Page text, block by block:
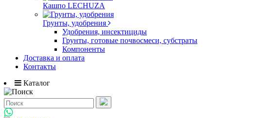
Кашпо LECHUZA
Грунты, удобрения
Удобрения, инсектициды
Грунты, готовые почвосмеси, субстраты
Компоненты
Доставка и оплата
Контакты
Каталог